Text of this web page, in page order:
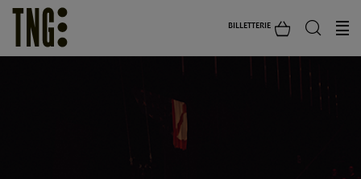
BILLETTERIE